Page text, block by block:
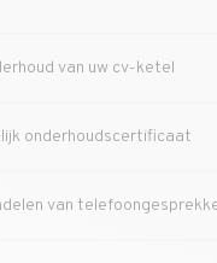
van uw cv-ketel
onderhoudscertificaat
van